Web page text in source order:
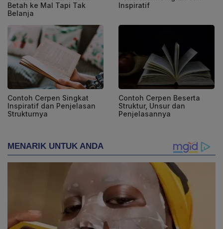
Betah ke Mal Tapi Tak
Belanja
Inspiratif
Contoh Cerpen Singkat
Inspiratif dan Penjelasan
Strukturnya
Contoh Cerpen Beserta
Struktur, Unsur dan
Penjelasannya